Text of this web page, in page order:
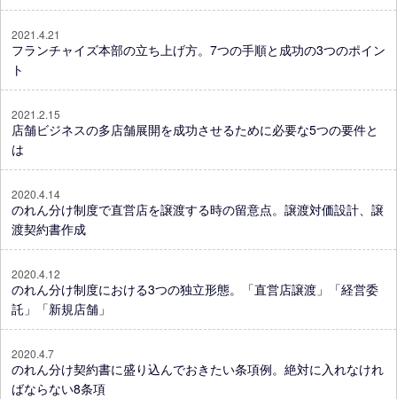
2021.4.21
フランチャイズ本部の立ち上げ方。7つの手順と成功の3つのポイン
ト
2021.2.15
店舗ビジネスの多店舗展開を成功させるために必要な5つの要件と
は
2020.4.14
のれん分け制度で直営店を譲渡する時の留意点。譲渡対価設計、譲
渡契約書作成
2020.4.12
のれん分け制度における3つの独立形態。「直営店譲渡」「経営委
託」「新規店舗」
2020.4.7
のれん分け契約書に盛り込んでおきたい条項例。絶対に入れなけれ
ばならない8条項